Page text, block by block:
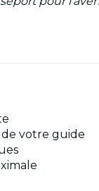
votre guide